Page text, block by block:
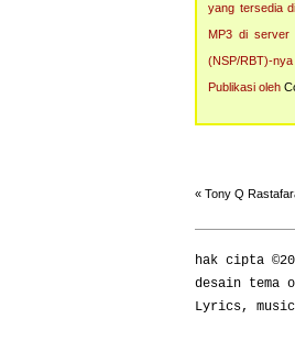
yang tersedia
MP3 di server
(NSP/RBT)-
Publikasi oleh
« Tony Q
hak cipta
desain tema
Lyrics,